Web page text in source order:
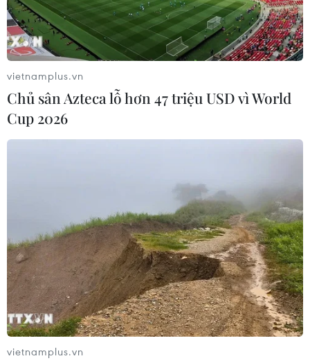
vietnamplus.vn
Chủ sân Azteca lỗ hơn 47 triệu USD vì World
Cup 2026
vietnamplus.vn